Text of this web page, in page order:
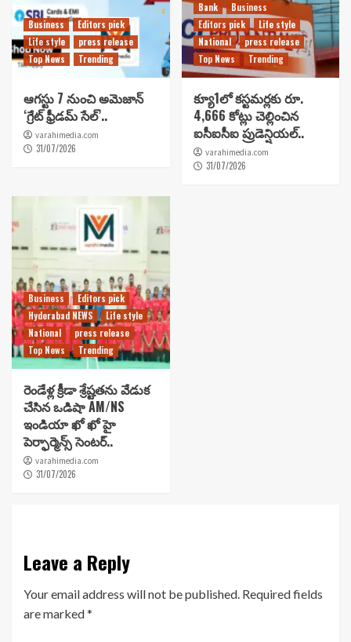
Business
Editors pick
Life style
press release
Top News
Trending
ఆగస్టు 7 నుంచి అమెజాన్
‘గ్రేట్ ఫ్రీడమ్ సేల్’..
varahimedia.com
31/07/2026
Bank
Business
Editors pick
Life style
National
press release
Top News
Trending
క్యూ1లో కస్టమర్లకు రూ.
4,666 కోట్లు చెల్లించిన
ఐసీఐసీఐ ప్రుడెన్షియల్..
varahimedia.com
31/07/2026
Business
Editors pick
Hyderabad NEWS
Life style
National
press release
Top News
Trending
రెండేళ్ల క్రీడా శ్రేష్టతను వేడుక
చేసిన ఒడిషా AM/NS
ఇండియా ఖో ఖో హై
పెర్ఫార్మెన్స్ సెంటర్..
varahimedia.com
31/07/2026
Leave a Reply
Your email address will not be published. Required fields
are marked*